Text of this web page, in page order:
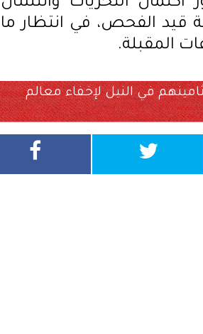
قيد الفحص، في انتظار ما
المقبلة.
في النيل لإخفاء معالم